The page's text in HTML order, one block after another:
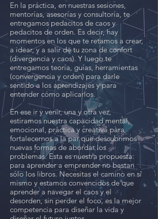
En la práctica, en nuestras sesiones,
mentorías, asesorías y consultoría, te
entregamos pedacitos de caos y
pedacitos de orden. Es decir, hay
momentos en los que te retamos a crear,
a idear, y a salir de tu zona de confort
(divergencia y caos). Y luego te
entregamos teoría, guías, herramientas
(convergencia y orden) para darle
sentido a los aprendizajes y para
entender cómo aplicarlos.
En ese ir y venir, una y otra vez,
estiramos nuestra capacidad mental,
emocional, práctica y creativa para
fortalecernos a la par que descubrimos
nuevas formas de abordar los
problemas. Esta es nuestra propuesta:
para aprender a emprender no bastan
sólo los libros. Necesitas el camino en sí
mismo y estamos convencidos de que
aprender a navegar el caos y el
desorden, sin perder el foco, es la mejor
competencia para diseñar la vida y